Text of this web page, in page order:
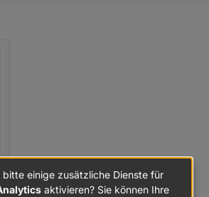
bitte einige zusätzliche Dienste für
aktivieren? Sie können Ihre